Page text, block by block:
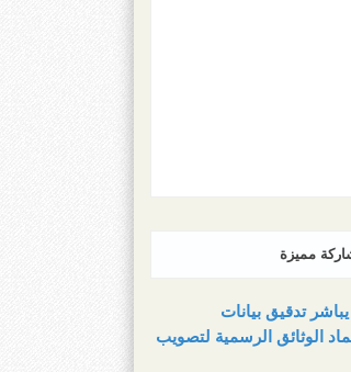
مميزة
تدقيق بيانات
الوثائق الرسمية لتصويب